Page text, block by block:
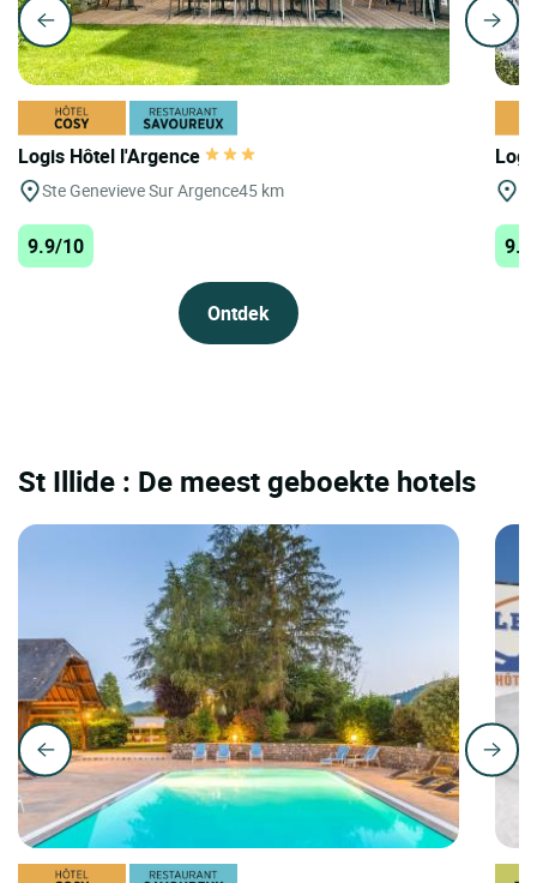
Logis Hôtel l'Argence
Ste Genevieve Sur Argence45 km
9.9/10
Ontdek
St Illide : De meest geboekte hotels